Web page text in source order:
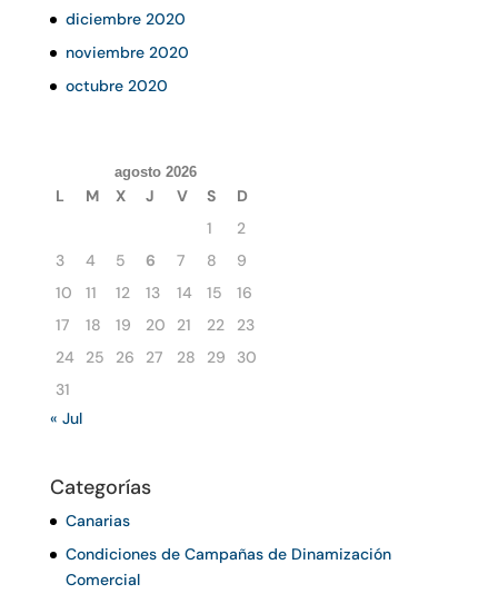
diciembre 2020
noviembre 2020
octubre 2020
agosto 2026
L M X J V S
D
1
2
3
4 5 6 7 8
9
10
11 12 13 14 15
16
17
18 19 20 21 22
23
24
25 26 27 28 29
30
31
« Jul
Categorías
Canarias
Condiciones de Campañas de Dinamización
Comercial